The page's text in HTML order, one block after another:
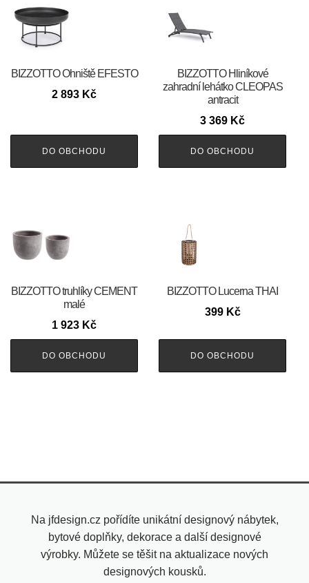
BIZZOTTO Ohniště EFESTO
2 893 Kč
DO OBCHODU
BIZZOTTO Hliníkové
zahradní lehátko CLEOPAS
antracit
3 369 Kč
DO OBCHODU
BIZZOTTO truhlíky CEMENT
malé
1 923 Kč
DO OBCHODU
BIZZOTTO Lucerna THAI
399 Kč
DO OBCHODU
Na jfdesign.cz pořídíte unikátní designový nábytek,
bytové doplňky, dekorace a další designové
výrobky. Můžete se těšit na aktualizace nových
designových kousků.